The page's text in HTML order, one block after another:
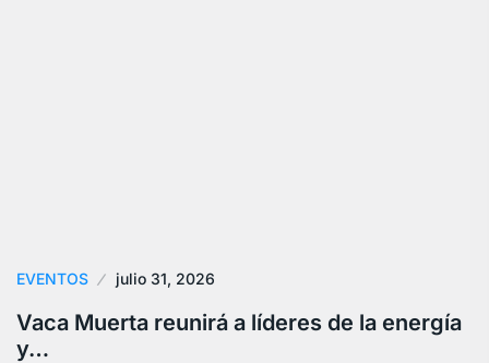
EVENTOS julio 31, 2026
Vaca Muerta reunirá a líderes de la energía
y…